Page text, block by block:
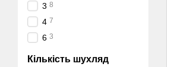
3 8
4 7
6 3
Кількість шухляд